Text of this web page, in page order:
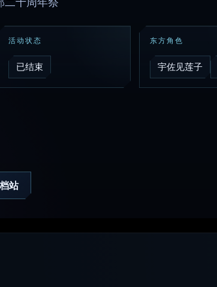
活动状态
已结束
东方角色
宇佐见莲子
站